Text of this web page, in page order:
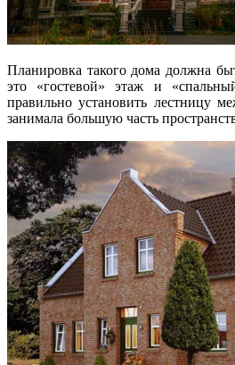
Планировка такого дома должна
это «гостевой» этаж и
правильно установить лестницу
занимала большую часть